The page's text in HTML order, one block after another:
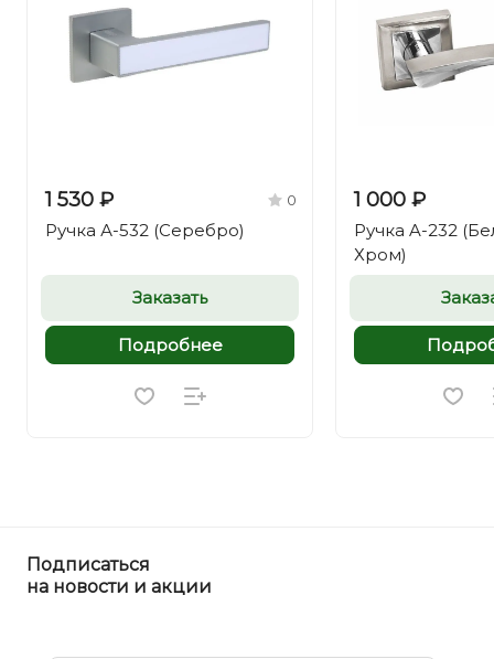
1 530 ₽ 0
Ручка А-532 (Серебро)
Заказать
Подробнее
1 000 ₽
Ручка A-232
Хром)
Подписаться
на новости и акции